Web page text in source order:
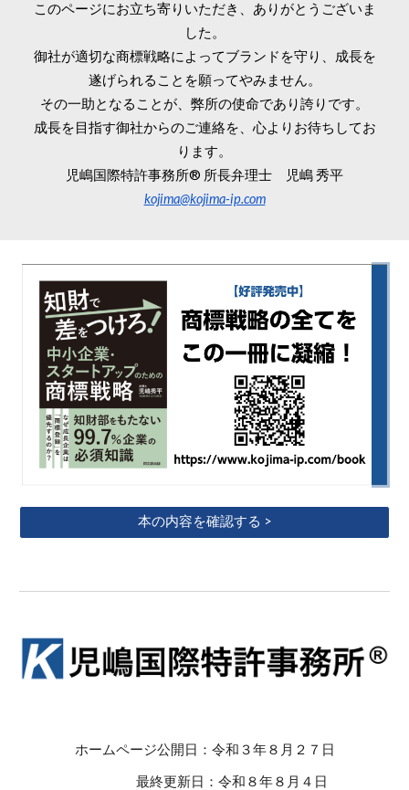
このページにお立ち寄りいただき、ありがとうございま
した。
御社が適切な商標戦略によってブランドを守り、成長を
遂げられることを願ってやみません。
その一助となることが、 弊所の使命であり誇りです。
成長を目指す御社からのご連絡を、心よりお待ちしてお
ります。
児嶋国際特許事務所® 所長弁理士 児嶋 秀平
kojima@kojima-ip.com
本の内容を確認する >
ホームページ公開日：令和３年８月２７日
最終更新日：令和８年８月４日